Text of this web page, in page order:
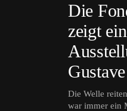
Die
zeigt
Die Welle
war immer ein